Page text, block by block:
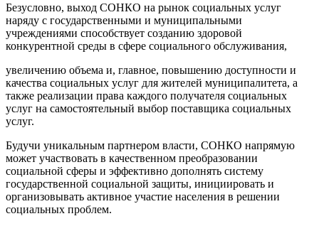
Безусловно, выход СОНКО на рынок социальных услуг
наряду с государственными и муниципальными
учреждениями способствует созданию здоровой
конкурентной среды в сфере социального обслуживания,
увеличению объема и, главное, повышению доступности и
качества социальных услуг для жителей муниципалитета, а
также реализации права каждого получателя социальных
услуг на самостоятельный выбор поставщика социальных
услуг.
Будучи уникальным партнером власти, СОНКО напрямую
может участвовать в качественном преобразовании
социальной сферы и эффективно дополнять систему
государственной социальной защиты, инициировать и
организовывать активное участие населения в решении
социальных проблем.